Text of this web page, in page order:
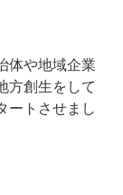
体や地域企業
方創生をして
ートさせまし